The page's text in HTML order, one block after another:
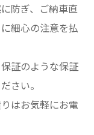
防ぎ、ご納車直
細心の注意を払
証のような保証
さい。
はお気軽にお電